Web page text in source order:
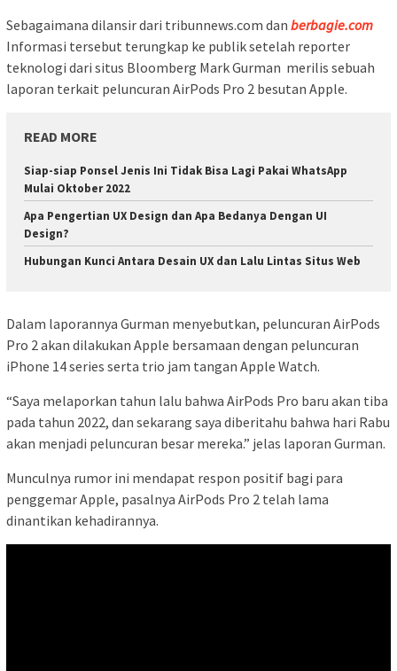
Sebagaimana dilansir dari tribunnews.com dan berbagie.com
Informasi tersebut terungkap ke publik setelah reporter
teknologi dari situs Bloomberg Mark Gurman merilis sebuah
laporan terkait peluncuran AirPods Pro 2 besutan Apple.
READ MORE
Siap-siap Ponsel Jenis Ini Tidak Bisa Lagi Pakai WhatsApp
Mulai Oktober 2022
Apa Pengertian UX Design dan Apa Bedanya Dengan UI
Design?
Hubungan Kunci Antara Desain UX dan Lalu Lintas Situs Web
Dalam laporannya Gurman menyebutkan, peluncuran AirPods
Pro 2 akan dilakukan Apple bersamaan dengan peluncuran
iPhone 14 series serta trio jam tangan Apple Watch.
“Saya melaporkan tahun lalu bahwa AirPods Pro baru akan tiba
pada tahun 2022, dan sekarang saya diberitahu bahwa hari Rabu
akan menjadi peluncuran besar mereka.” jelas laporan Gurman.
Munculnya rumor ini mendapat respon positif bagi para
penggemar Apple, pasalnya AirPods Pro 2 telah lama
dinantikan kehadirannya.